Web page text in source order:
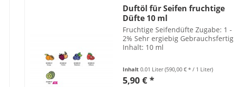
Duftöl für Seifen fruchtige
Düfte 10 ml
Fruchtige Seifendüfte Zugabe: 1 -
2% Sehr ergiebig Gebrauchsfertig
Inhalt: 10 ml
Inhalt0.01 Liter(590,00 € * / 1 Liter)
5,90 € *